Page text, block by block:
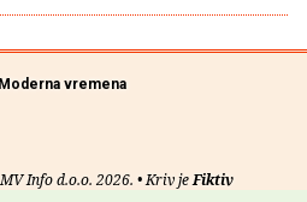
Moderna vremena
Info d.o.o. 2026. • Kriv jeFiktiv